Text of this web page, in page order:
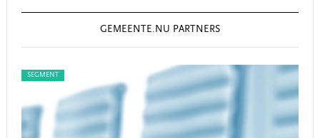
GEMEENTE.NU PARTNERS
SEGMENT